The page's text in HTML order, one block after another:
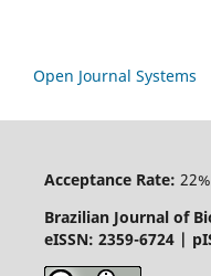
Open Journal Systems
Acceptance Rate:
Brazilian Journal of
eISSN: 2359-6724 |